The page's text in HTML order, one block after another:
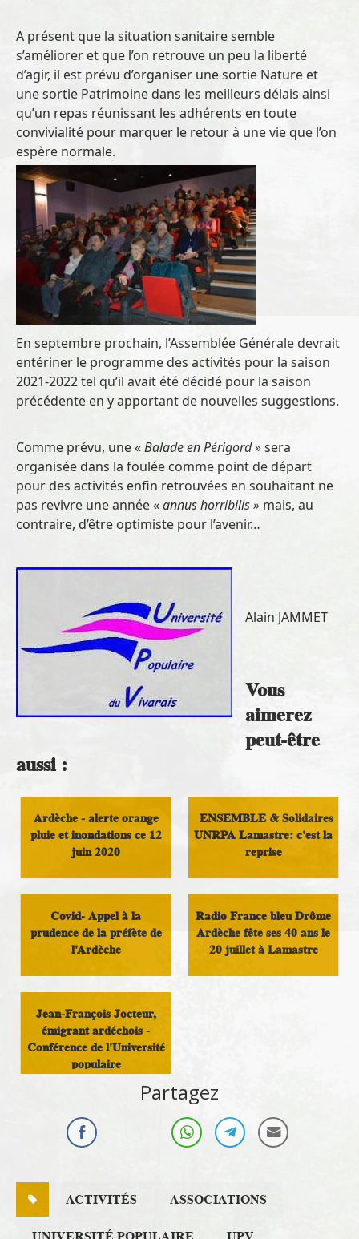
A présent que la situation sanitaire semble
s’améliorer et que l’on retrouve un peu la liberté
d’agir, il est prévu d’organiser une sortie Nature et
une sortie Patrimoine dans les meilleurs délais ainsi
qu’un repas réunissant les adhérents en toute
convivialité pour marquer le retour à une vie que l’on
espère normale.
En septembre prochain, l’Assemblée Générale devrait
entériner le programme des activités pour la saison
2021-2022 tel qu’il avait été décidé pour la saison
précédente en y apportant de nouvelles suggestions.
Comme prévu, une «Balade en Périgord» sera
organisée dans la foulée comme point de départ
pour des activités enfin retrouvées en souhaitant ne
pas revivre une année «annus horribilis » mais, au
contraire, d’être optimiste pour l’avenir…
Alain JAMMET
Vous
aimerez
peut-être
aussi :
Ardèche - alerte orange
pluie et inondations ce 12
juin 2020
ENSEMBLE & Solidaires
UNRPA Lamastre: c'est la
reprise
Covid- Appel à la
prudence de la préfète de
l'Ardèche
Radio France bleu Drôme
Ardèche fête ses 40 ans le
20 juillet à Lamastre
Jean-François Jocteur,
émigrant ardéchois -
Conférence de l'Université
populaire
Partagez
ACTIVITÉS ASSOCIATIONS